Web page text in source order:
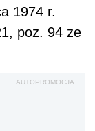
1974 r.
poz. 94 ze
AUTOPROMOCJA